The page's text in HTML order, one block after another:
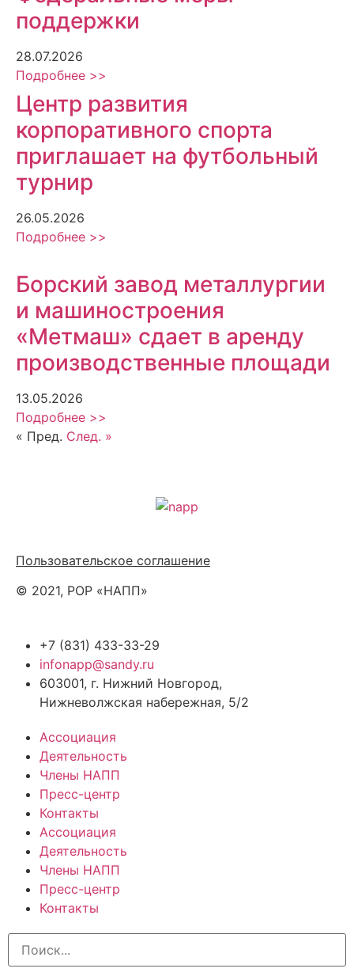
поддержки
28.07.2026
Подробнее >>
Центр развития
корпоративного спорта
приглашает на футбольный
турнир
26.05.2026
Подробнее >>
Борский завод металлургии
и машиностроения
«Метмаш» сдает в аренду
производственные площади
13.05.2026
Подробнее >>
« Пред. След. »
Пользовательское соглашение
© 2021, РОР «НАПП»
+7 (831) 433-33-29
infonapp@sandy.ru
603001, г. Нижний Новгород,
Нижневолжская набережная, 5/2
Ассоциация
Деятельность
Члены НАПП
Пресс-центр
Контакты
Ассоциация
Деятельность
Члены НАПП
Пресс-центр
Контакты